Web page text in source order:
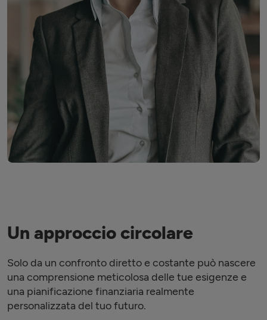
Un approccio circolare
Solo da un confronto diretto e costante può nascere
una comprensione meticolosa delle tue esigenze e
una pianificazione finanziaria realmente
personalizzata del tuo futuro.